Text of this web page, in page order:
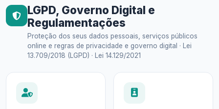
LGPD, Governo Digital e
Regulamentações
Proteção dos seus dados pessoais, serviços públicos
online e regras de privacidade e governo digital · Lei
13.709/2018 (LGPD) · Lei 14.129/2021